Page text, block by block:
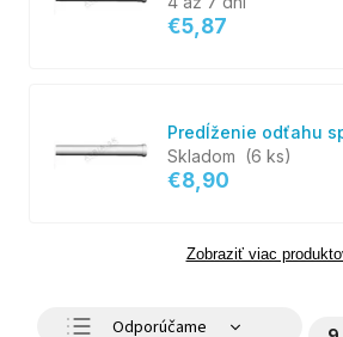
€5,87
Predĺženie odťahu
Skladom (6 ks)
€8,90
Zobraziť viac
Odporúčame